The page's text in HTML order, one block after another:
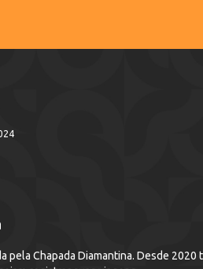
pela Chapada Diamantina. Desde